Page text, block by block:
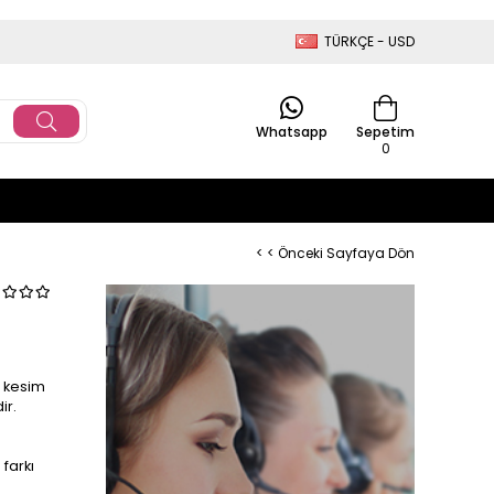
TÜRKÇE - USD
Sepetim
0
Whatsapp
< < Önceki Sayfaya Dön
kesim